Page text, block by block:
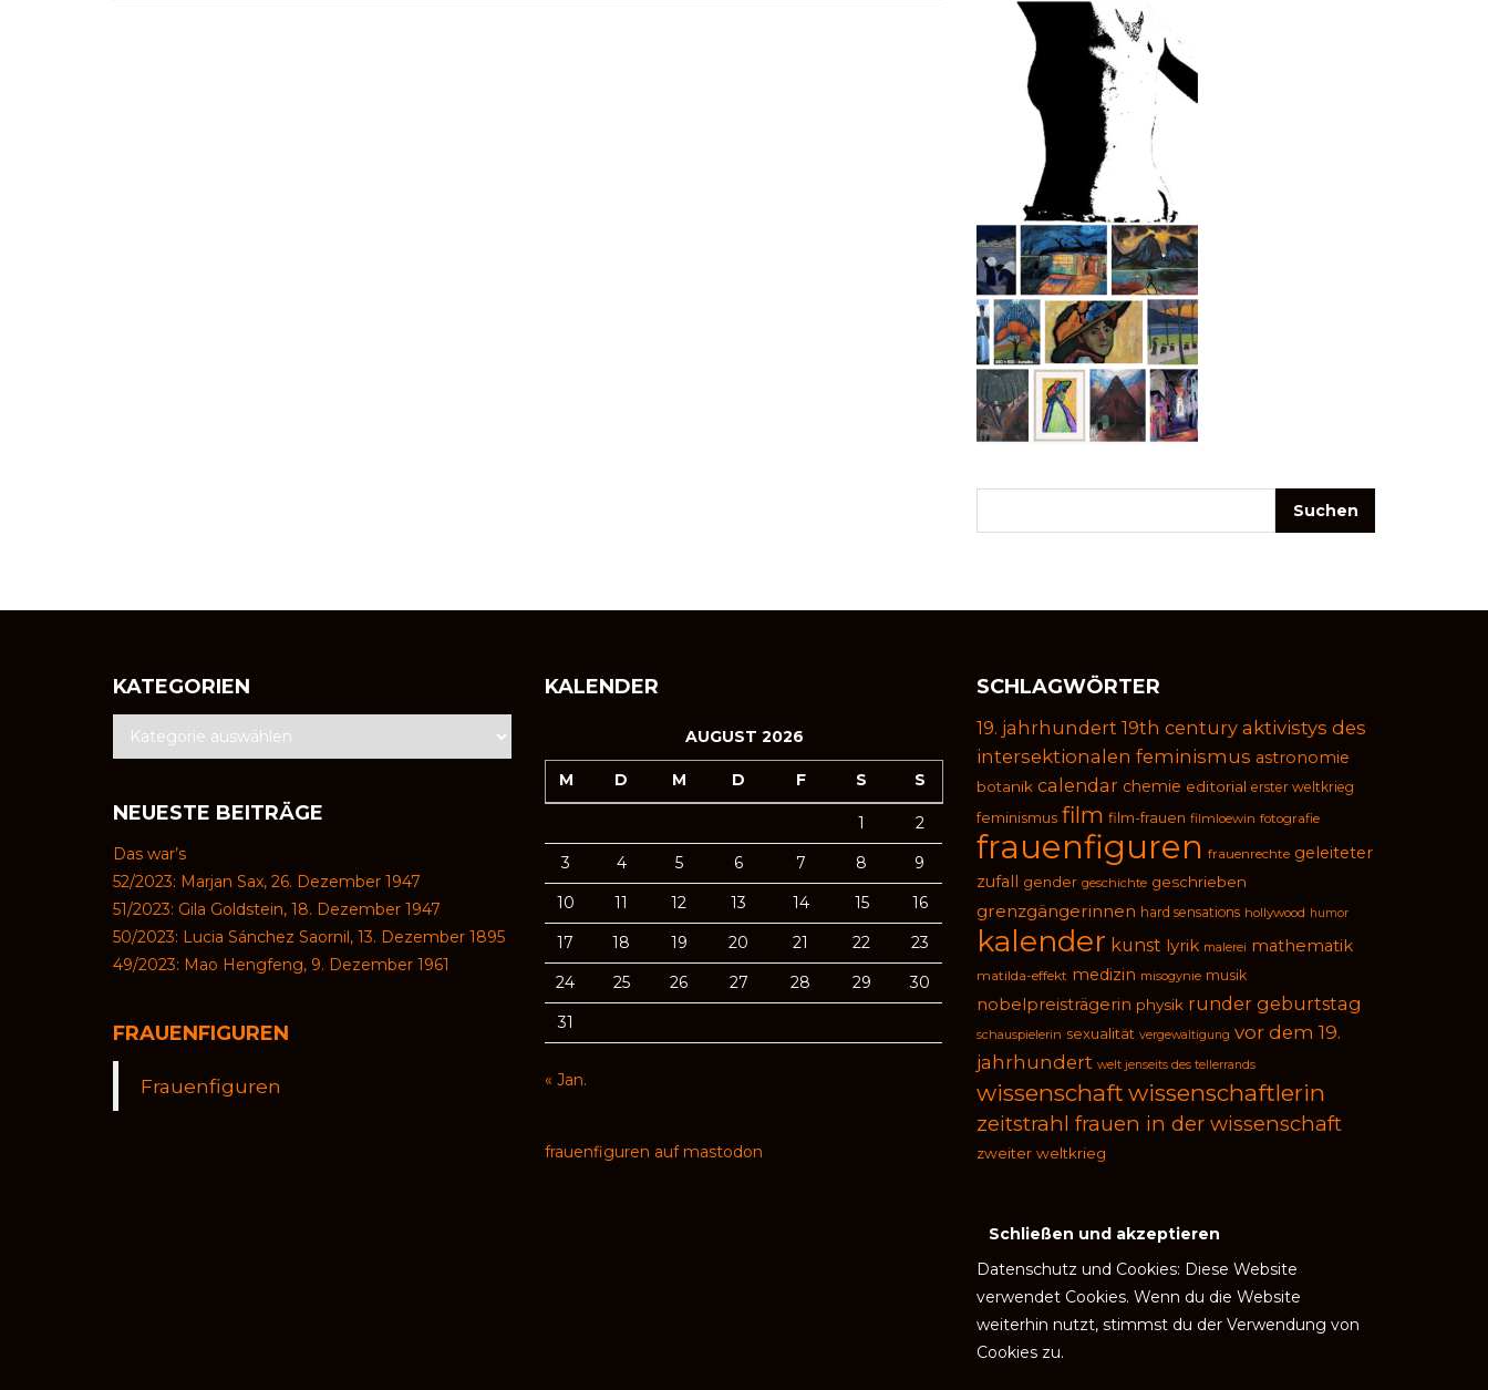
KATEGORIEN
NEUESTE BEITRÄGE
Das war’s
52/2023: Marjan Sax, 26. Dezember 1947
51/2023: Gila Goldstein, 18. Dezember 1947
50/2023: Lucia Sánchez Saornil, 13. Dezember 1895
49/2023: Mao Hengfeng, 9. Dezember 1961
FRAUENFIGUREN
Frauenfiguren
KALENDER
AUGUST 2026
M D M D F S S
1
2
3
4 5 6 7 8
9
10
11 12 13 14 15
16
17
18 19 20 21 22
23
24
25 26 27 28 29
30
31
« Jan.
frauenfiguren auf mastodon
SCHLAGWÖRTER
19. jahrhundert 19th century aktivistys des
intersektionalen feminismus astronomie
botanik calendar chemie editorial erster weltkrieg
feminismus film film-frauen filmloewin fotografie
frauenfiguren frauenrechte geleiteter
zufall
gender geschichte geschrieben
grenzgängerinnen hard sensations hollywood humor
kalender kunst lyrik malerei mathematik
matilda-effekt medizin misogynie musik
nobelpreisträgerin physik runder geburtstag
schauspielerin sexualität vergewaltigung vor dem 19.
jahrhundert welt jenseits des tellerrands
wissenschaft wissenschaftlerin
zeitstrahl frauen in der wissenschaft
zweiter weltkrieg
Datenschutz und Cookies: Diese Website
verwendet Cookies. Wenn du die Website
weiterhin nutzt, stimmst du der Verwendung von
Cookies zu.